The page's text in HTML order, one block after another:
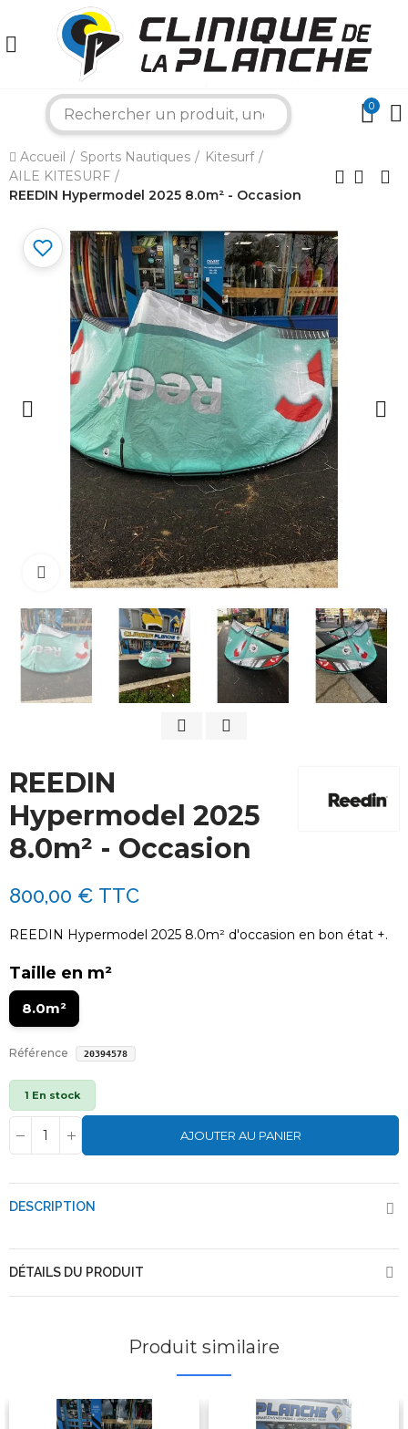
0
Accueil Sports Nautiques
Kitesurf
AILE KITESURF
REEDIN Hypermodel 2025 8.0m² - Occasion
Cliquez pour agrandir
REEDIN
Hypermodel 2025
8.0m² - Occasion
800,00 € TTC
REEDIN Hypermodel 2025 8.0m² d'occasion en bon état +.
Taille en m²
8.0m²
Référence 20394578
1 En stock
AJOUTER AU PANIER
DESCRIPTION
DÉTAILS DU PRODUIT
Produit similaire
×
Bonjour ! Je suis votre expert nautique.
Comment puis-je vous aider aujourd'hui ?